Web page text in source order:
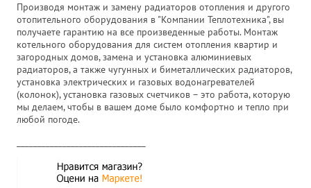
Производя монтаж и замену радиаторов отопления и другого
отопительного оборудования в "Компании Теплотехника", вы
получаете гарантию на все произведенные работы. Монтаж
котельного оборудования для систем отопления квартир и
загородных домов, замена и установка алюминиевых
радиаторов, а также чугунных и биметаллических радиаторов,
установка электрических и газовых водонагревателей
(колонок), установка газовых счетчиков – это работа, которую
мы делаем, чтобы в вашем доме было комфортно и тепло при
любой погоде.